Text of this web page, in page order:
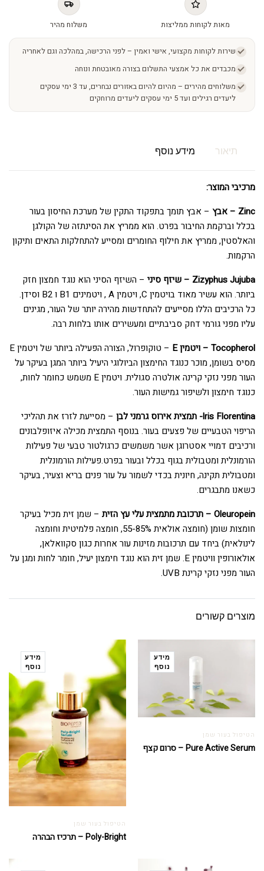
מאות לקוחות ממליצות משלוח מהיר
שירות לקוחות מקצועי, אישי ואמין – לפני הרכישה, במהלכה וגם לאחריה
מכבדים את כל אמצעי התשלום בצורה מאובטחת ונוחה
משלוחים מהירים – מהיום להיום באזורים נבחרים, עד 3 ימי עסקים
ליעדים רגילים ועד 5 ימי עסקים ליעדים מרוחקים
תיאור מידע נוסף
מרכיבי המוצר:
Zinc – אבץ
– אבץ תומך בתפקוד התקין של מערכת החיסון בעור
בכלל וברקמת החיבור בפרט. הוא ממריץ את הסינתזה של הקולגן
והאלסטין, ממריץ את חילוף החומרים ומסייע להתחלקות התאים ותיקון
הרקמות.
Zizyphus Jujuba – שיזף סיני
– השיזף הסיני הוא נוגד חמצון חזק
ביותר. הוא עשיר מאוד בויטמין C, ויטמין A , ויטמינים B1 ו B2 וסידן.
כל הרכיבים הללו מסייעים להתחדשות מהירה יותר של העור, מגינים
עליו מפני גורמי דחק סביבתיים ומעשירים אותו בלחות רבה.
Tocopherol – ויטמין E
– טוקופרול, הצורה הפעילה ביותר של ויטמין E
מסיס בשומן, מוכר כנוגד החימצון הביולוגי היעיל ביותר המגן בעיקר על
העור מפני נזקי קרינה אולטרה סגולית. ויטמין E משמש כחומר לחות,
כנוגד חימצון ולשיפור גמישות העור.
lris Florentina- תמצית אירוס גרמני לבן
– מסייעת לזרז את תהליכי
הריפוי הטבעיים של פצעים בעור. בנוסף התמצית מכילה איזופלבונים
ורכיבים דמויי אסטרוגן אשר משמשים כרגולטור טבעי של פעילות
הורמונלית ומטבולית בגוף בכלל ובעור בפרט.פעילות הורמונלית
ומטבולית תקינה, חיונית בכדי לשמור על עור פנים בריא וצעיר, בעיקר
כשאנו מתבגרים.
Oleuropein – תרכובת מתמצית עלי עץ הזית
– שמן זית מכיל בעיקר
חומצות שומן (חומצה אולאית 55-85%, חומצה פלמיטית וחומצה
לינולאית) ביחד עם תרכובות מזינות עור אחרות כגון סקוואלאן,
אולאורופין וויטמין E. שמן זית הוא נוגד חימצון יעיל, חומר לחות ומגן על
העור מפני נזקי קרינת UVB.
מוצרים קשורים
מידע
נוסף
הטיפול בעור שמן
Pure Active Serum – סרום קצף
מידע
נוסף
הטיפול בעור שמן
Poly-Bright – תרכיז הבהרה